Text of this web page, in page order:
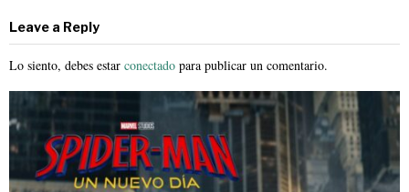
Leave a Reply
Lo siento, debes estar conectado para publicar un comentario.